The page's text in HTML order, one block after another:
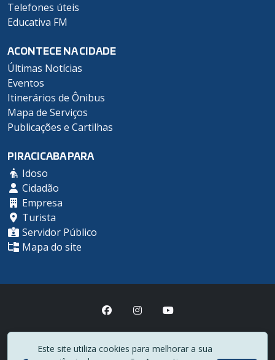
Telefones úteis
Educativa FM
ACONTECE NA CIDADE
Últimas Notícias
Eventos
Itinerários de Ônibus
Mapa de Serviços
Publicações e Cartilhas
PIRACICABA PARA
Idoso
Cidadão
Empresa
Turista
Servidor Público
Mapa do site
(19) 3403-1000
Este site utiliza cookies para melhorar a sua